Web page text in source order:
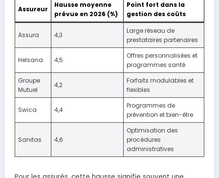
Assureur
Hausse moyenne
prévue en 2026 (%)
Point fort dans la
gestion des coûts
Assura 4,3
Large réseau de
prestataires partenaires
Helsana 4,5
Offres personnalisées et
programmes santé
Groupe
Mutuel
4,2
Forfaits modulables et
flexibles
Swica 4,4
Programmes de
prévention et bien-être
Sanitas 4,6
Optimisation des
procédures
administratives